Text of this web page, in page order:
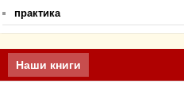
практика
Наши книги